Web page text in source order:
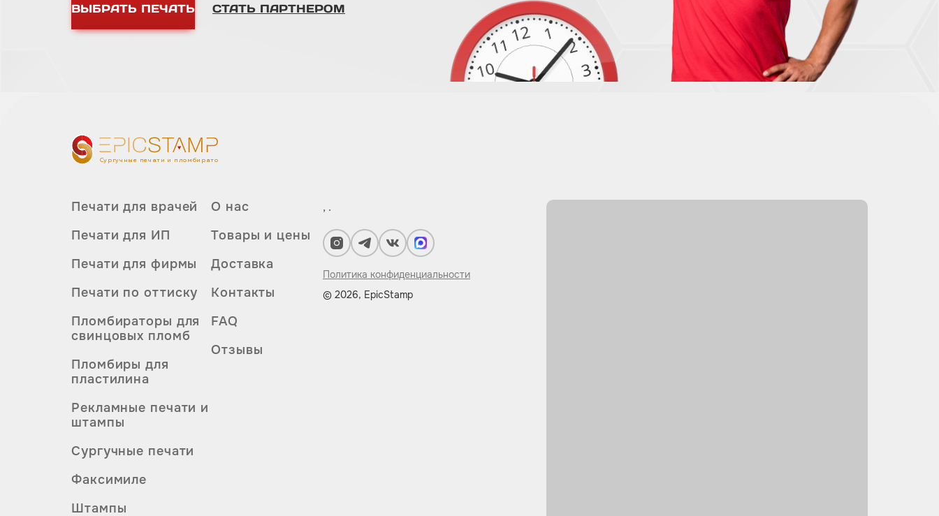
ВЫБРАТЬ ПЕЧАТЬ СТАТЬ ПАРТНЕРОМ
Сургучные печати и пломбираторы
Печати для врачей
Печати для ИП
Печати для фирмы
Печати по оттиску
Пломбираторы для
свинцовых пломб
Пломбиры для
пластилина
Рекламные печати и
штампы
Сургучные печати
Факсимиле
Штампы
О нас
Товары и цены
Доставка
Контакты
FAQ
Отзывы
, .
Политика конфиденциальности
© 2026, EpicStamp